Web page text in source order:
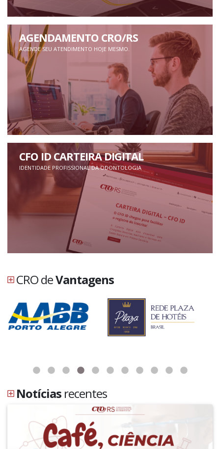
AGENDAMENTO CRO/RS
AGENDE SEU ATENDIMENTO HOJE MESMO.
CFO ID CARTEIRA DIGITAL
IDENTIDADE PROFISSIONAL DA ODONTOLOGIA
CRO deVantagens
Notícias recentes